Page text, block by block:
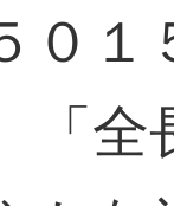
０１
「